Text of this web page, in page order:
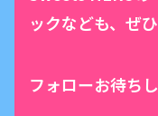
ックなども、ぜ
フォローお待ち